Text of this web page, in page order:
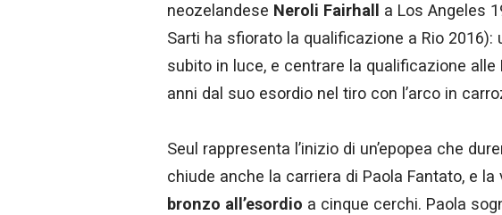
neozelandese Neroli Fairhall
a Los Angeles
Sarti ha sfiorato la qualificazione a Rio
subito in luce, e centrare la qualificazione alle
anni dal suo esordio nel tiro con l’arco in
Seul rappresenta l’inizio di un’epopea che
chiude anche la carriera di Paola Fantato, e
bronzo all’esordio a cinque cerchi. Paola